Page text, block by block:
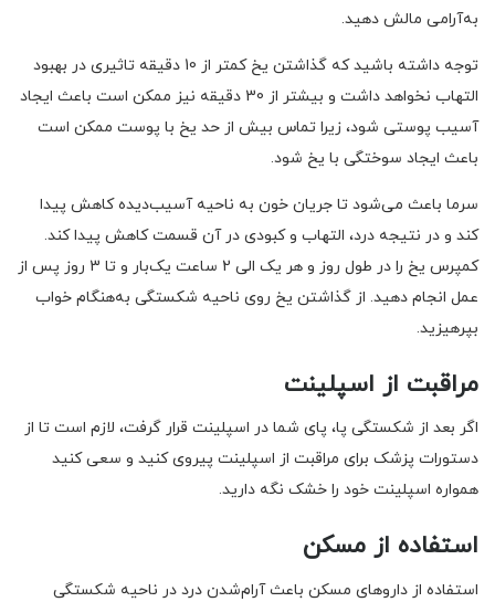
به‌آرامی مالش دهید.
توجه داشته باشید که گذاشتن یخ کمتر از 10 دقیقه تاثیری در بهبود
التهاب نخواهد داشت و بیشتر از 30 دقیقه نیز ممکن است باعث ایجاد
آسیب پوستی شود، زیرا تماس بیش از حد یخ با پوست ممکن است
باعث ایجاد سوختگی با یخ شود.
سرما باعث می‌شود تا جریان خون به ناحیه آسیب‌دیده کاهش پیدا
کند و در نتیجه درد، التهاب و کبودی در آن قسمت کاهش پیدا کند.
کمپرس یخ را در طول روز و هر یک الی 2 ساعت یک‌بار و تا 3 روز پس از
عمل انجام دهید. از گذاشتن یخ روی ناحیه شکستگی به‌هنگام خواب
بپرهیزید.
مراقبت از اسپلینت
اگر بعد از شکستگی پا، پای شما در اسپلینت قرار گرفت، لازم است تا از
دستورات پزشک برای مراقبت از اسپلینت پیروی کنید و سعی کنید
همواره اسپلینت خود را خشک نگه‌ دارید.
استفاده از مسکن
استفاده از داروهای مسکن باعث آرام‌شدن درد در ناحیه شکستگی